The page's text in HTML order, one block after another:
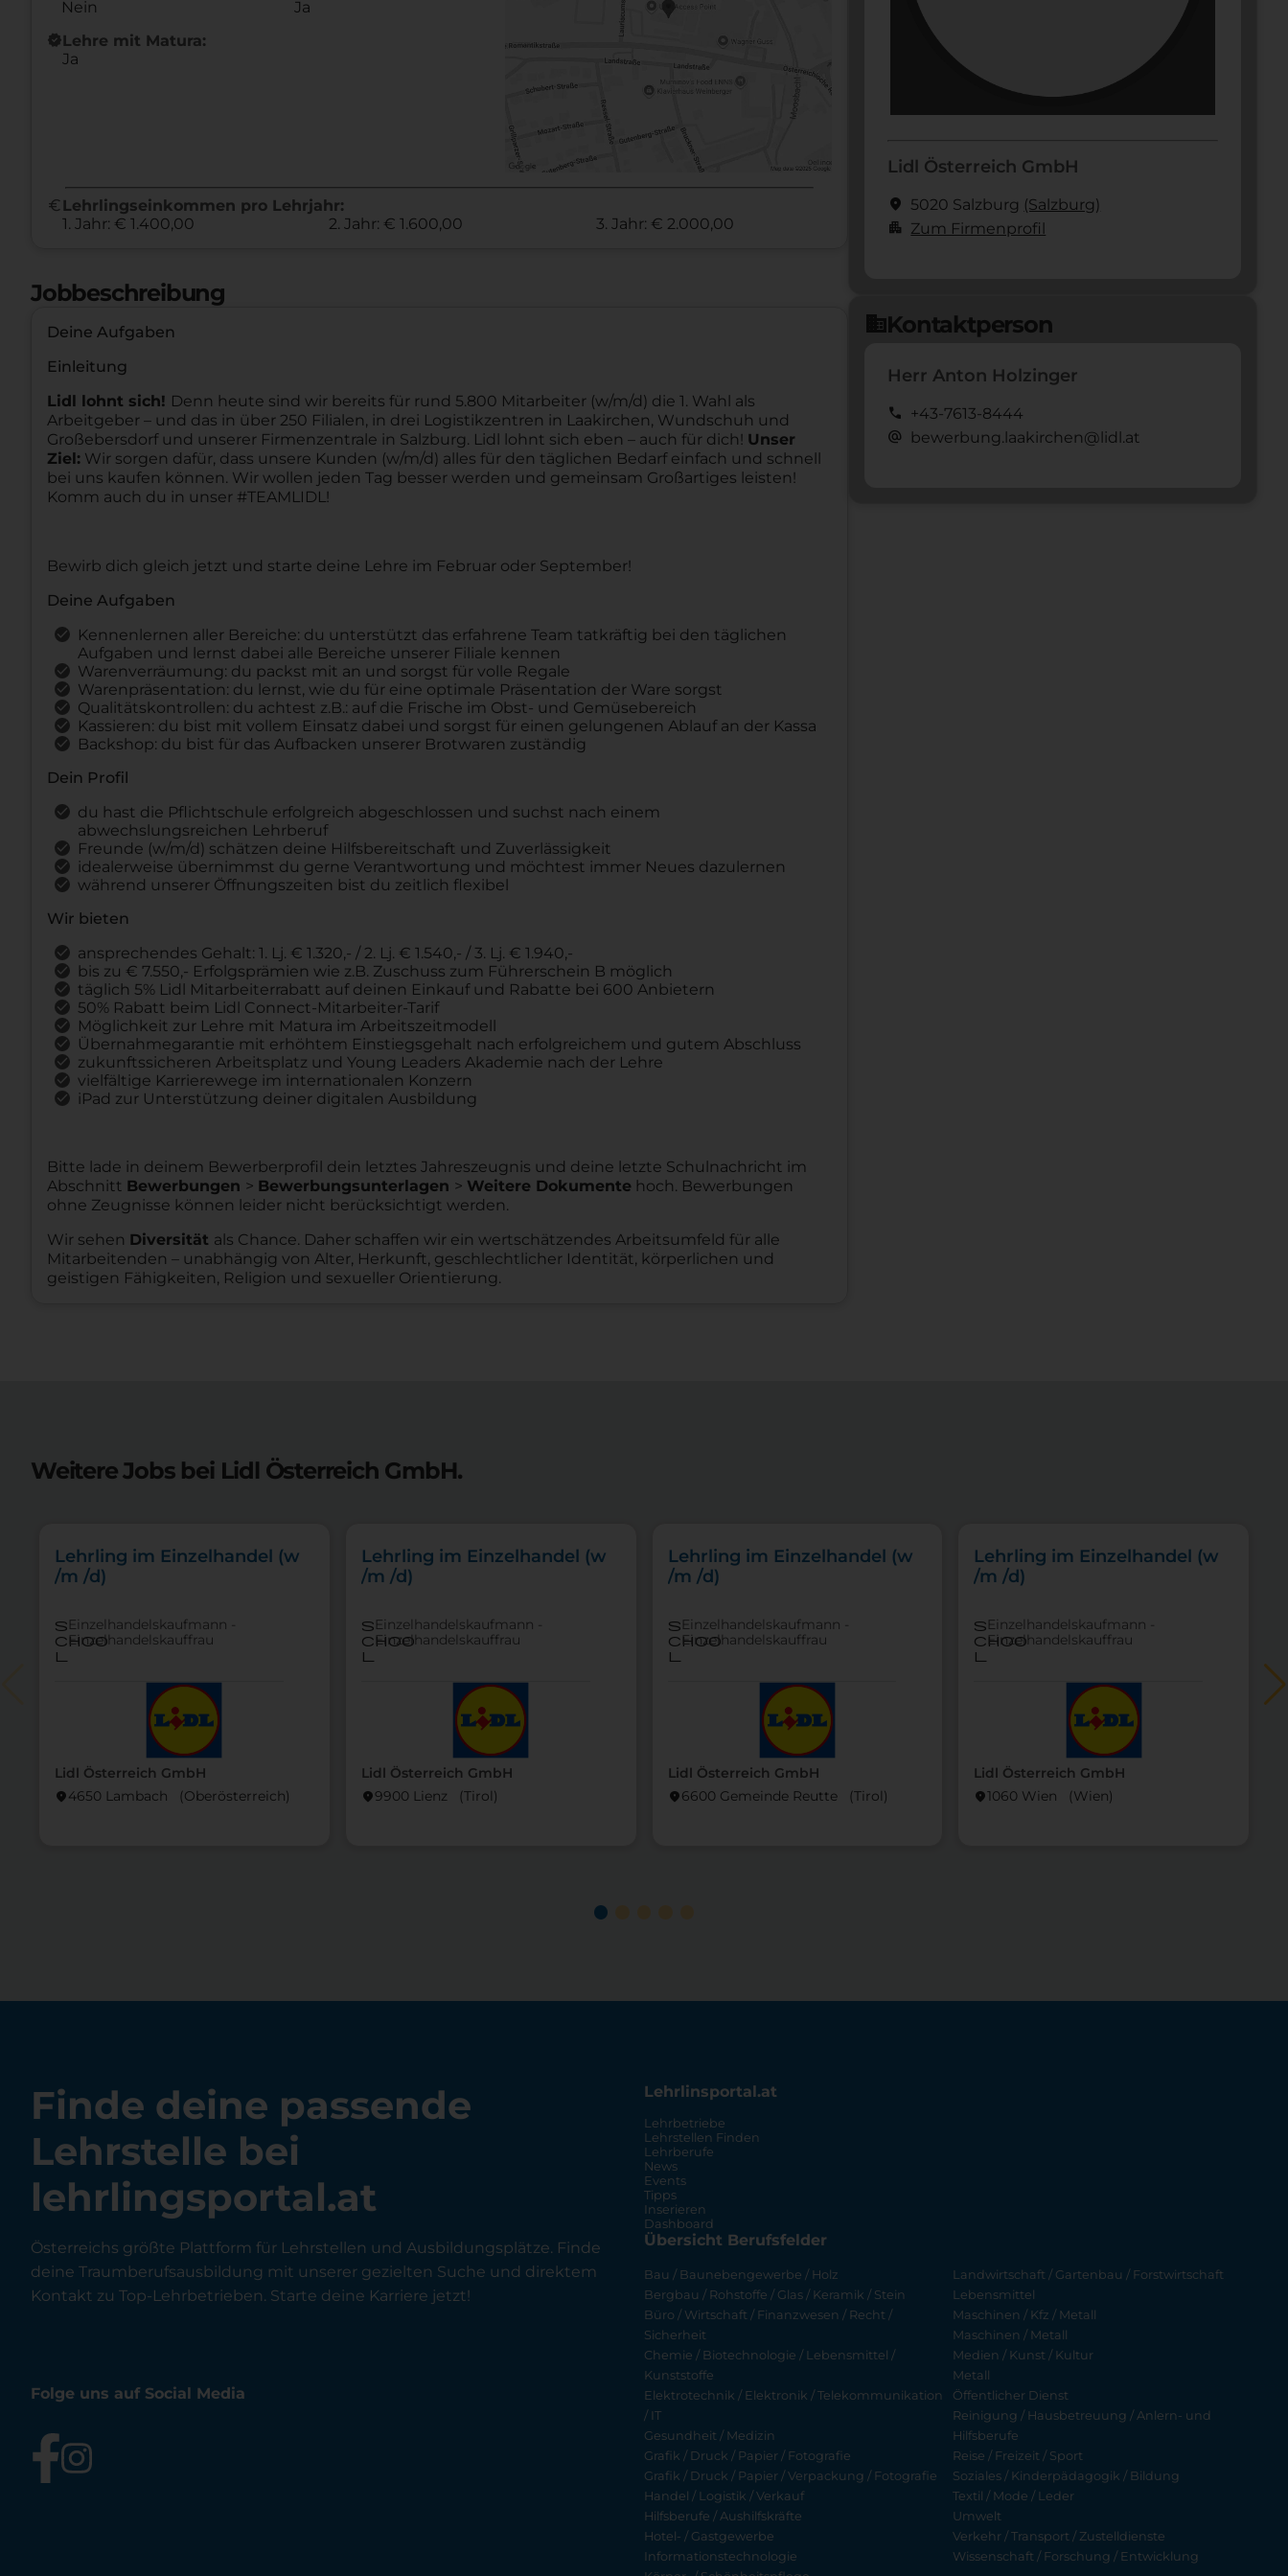
Nein
Ja
new_releasesLehre mit Matura:
Ja
euro Lehrlingseinkommen pro Lehrjahr:
1. Jahr: € 1.400,00
2. Jahr: € 1.600,00 3. Jahr: € 2.000,00
Jobbeschreibung
Deine Aufgaben
Einleitung
Lidl lohnt sich! Denn heute sind wir bereits für rund 5.800 Mitarbeiter (w/m/d) die 1. Wahl als
Arbeitgeber – und das in über 250 Filialen, in drei Logistikzentren in Laakirchen, Wundschuh und
Großebersdorf und unserer Firmenzentrale in Salzburg. Lidl lohnt sich eben – auch für dich! Unser
Ziel: Wir sorgen dafür, dass unsere Kunden (w/m/d) alles für den täglichen Bedarf einfach und schnell
bei uns kaufen können. Wir wollen jeden Tag besser werden und gemeinsam Großartiges leisten!
Komm auch du in unser #TEAMLIDL!
Bewirb dich gleich jetzt und starte deine Lehre im Februar oder September!
Deine Aufgaben
Kennenlernen aller Bereiche: du unterstützt das erfahrene Team tatkräftig bei den täglichen
Aufgaben und lernst dabei alle Bereiche unserer Filiale kennen
Warenverräumung: du packst mit an und sorgst für volle Regale
Warenpräsentation: du lernst, wie du für eine optimale Präsentation der Ware sorgst
Qualitätskontrollen: du achtest z.B.: auf die Frische im Obst- und Gemüsebereich
Kassieren: du bist mit vollem Einsatz dabei und sorgst für einen gelungenen Ablauf an der Kassa
Backshop: du bist für das Aufbacken unserer Brotwaren zuständig
Dein Profil
du hast die Pflichtschule erfolgreich abgeschlossen und suchst nach einem
abwechslungsreichen Lehrberuf
Freunde (w/m/d) schätzen deine Hilfsbereitschaft und Zuverlässigkeit
idealerweise übernimmst du gerne Verantwortung und möchtest immer Neues dazulernen
während unserer Öffnungszeiten bist du zeitlich flexibel
Wir bieten
ansprechendes Gehalt: 1. Lj. € 1.320,- / 2. Lj. € 1.540,- / 3. Lj. € 1.940,-
bis zu € 7.550,- Erfolgsprämien wie z.B. Zuschuss zum Führerschein B möglich
täglich 5% Lidl Mitarbeiterrabatt auf deinen Einkauf und Rabatte bei 600 Anbietern
50% Rabatt beim Lidl Connect-Mitarbeiter-Tarif
Möglichkeit zur Lehre mit Matura im Arbeitszeitmodell
Übernahmegarantie mit erhöhtem Einstiegsgehalt nach erfolgreichem und gutem Abschluss
zukunftssicheren Arbeitsplatz und Young Leaders Akademie nach der Lehre
vielfältige Karrierewege im internationalen Konzern
iPad zur Unterstützung deiner digitalen Ausbildung
Bitte lade in deinem Bewerberprofil dein letztes Jahreszeugnis und deine letzte Schulnachricht im
Abschnitt Bewerbungen > Bewerbungsunterlagen > Weitere Dokumente hoch. Bewerbungen
ohne Zeugnisse können leider nicht berücksichtigt werden.
Wir sehen Diversität als Chance. Daher schaffen wir ein wertschätzendes Arbeitsumfeld für alle
Mitarbeitenden – unabhängig von Alter, Herkunft, geschlechtlicher Identität, körperlichen und
geistigen Fähigkeiten, Religion und sexueller Orientierung.
Lidl Österreich GmbH
location_on 5020 Salzburg (Salzburg)
apartment Zum Firmenprofil
domainKontaktperson
Herr Anton Holzinger
call +43-7613-8444
alternate_email bewerbung.laakirchen@lidl.at
Weitere Jobs bei Lidl Österreich GmbH.
Lidl Österreich GmbH
location_on4650 Lambach (Ober­österreich)
Lehrling im Einzelhandel (w
/m /d)
s
choo
l
Einzelhandelskaufmann -
Einzelhandelskauffrau
Lidl Österreich GmbH
location_on9900 Lienz (Tirol)
Lehrling im Einzelhandel (w
/m /d)
s
choo
l
Einzelhandelskaufmann -
Einzelhandelskauffrau
Lidl Österreich GmbH
location_on6600 Gemeinde Reutte (Tirol)
Lehrling im Einzelhandel (w
/m /d)
s
choo
l
Einzelhandelskaufmann -
Einzelhandelskauffrau
Lidl Österreich GmbH
location_on1060 Wien (Wien)
Lehrling im Einzelhandel (w
/m /d)
s
choo
l
Einzelhandelskaufmann -
Einzelhandelskauffrau
Finde deine passende
Lehrstelle bei
lehrlingsportal.at
Österreichs größte Plattform für Lehrstellen und Ausbildungsplätze. Finde
deine Traumberufsausbildung mit unserer gezielten Suche und direktem
Kontakt zu Top-Lehrbetrieben. Starte deine Karriere jetzt!
Folge uns auf Social Media
Lehrlinsportal.at
Lehrbetriebe
Lehrstellen Finden
Lehrberufe
News
Events
Tipps
Inserieren
Dashboard
Übersicht Berufsfelder
Bau / Baunebengewerbe / Holz
Bergbau / Rohstoffe / Glas / Keramik / Stein
Büro / Wirtschaft / Finanzwesen / Recht /
Sicherheit
Chemie / Biotechnologie / Lebensmittel /
Kunststoffe
Elektrotechnik / Elektronik / Telekommunikation
/ IT
Gesundheit / Medizin
Grafik / Druck / Papier / Fotografie
Grafik / Druck / Papier / Verpackung / Fotografie
Handel / Logistik / Verkauf
Hilfsberufe / Aushilfskräfte
Hotel- / Gastgewerbe
Informationstechnologie
Landwirtschaft / Gartenbau / Forstwirtschaft
Lebensmittel
Maschinen / Kfz / Metall
Maschinen / Metall
Medien / Kunst / Kultur
Metall
Öffentlicher Dienst
Reinigung / Hausbetreuung / Anlern- und
Hilfsberufe
Reise / Freizeit / Sport
Soziales / Kinderpädagogik / Bildung
Textil / Mode / Leder
Umwelt
Verkehr / Transport / Zustelldienste
Wissenschaft / Forschung / Entwicklung